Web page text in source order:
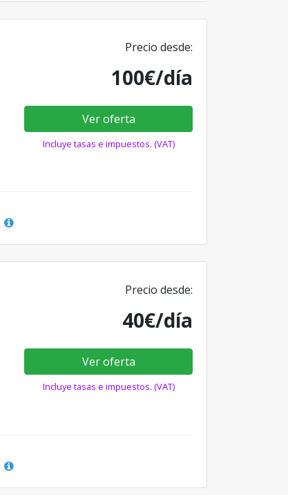
Precio desde:
100€/día
Ver oferta
Incluye tasas e impuestos. (VAT)
Precio desde:
40€/día
Ver oferta
Incluye tasas e impuestos. (VAT)